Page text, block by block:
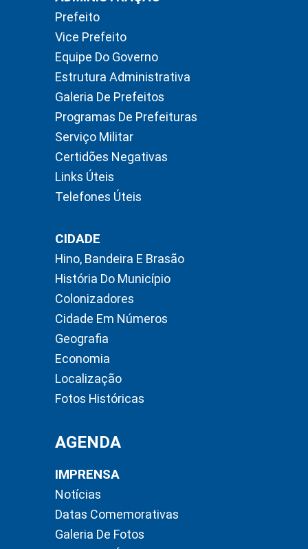
Prefeito
Vice Prefeito
Equipe Do Governo
Estrutura Administrativa
Galeria De Prefeitos
Programas De Prefeituras
Serviço Militar
Certidões Negativas
Links Úteis
Telefones Úteis
CIDADE
Hino, Bandeira E Brasão
História Do Município
Colonizadores
Cidade Em Números
Geografia
Economia
Localização
Fotos Históricas
AGENDA
IMPRENSA
Notícias
Datas Comemorativas
Galeria De Fotos